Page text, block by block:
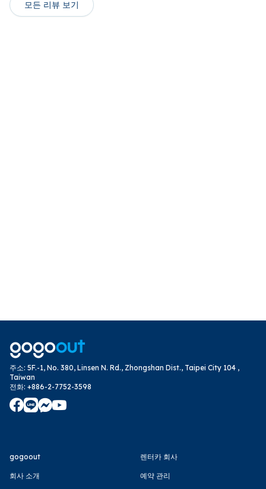
모든 리뷰 보기
주소: 5F.-1, No. 380, Linsen N. Rd., Zhongshan Dist., Taipei City 104 ,
Taiwan
전화: +886-2-7752-3598
gogoout
회사 소개
렌터카 회사
예약 관리